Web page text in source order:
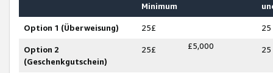
Minimum
Option 1 (Überweisung) 25£ 25
Option 2
(Geschenkgutschein)
25£ £5,000 25